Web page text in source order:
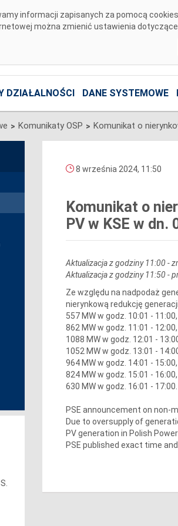
informacji zapisanych za pomocą
można zmienić ustawienia
DZIAŁALNOŚCI DANE SYSTEMOWE
> Komunikaty OSP >
8 września 2024, 11:50
Komunikat o
PV w KSE w
Aktualizacja z godziny 11:00 -
Aktualizacja z godziny 11:50 -
Ze względu na nadpodaż
nierynkową redukcję
557 MW w godz. 10:01 - 11:00,
862 MW w godz. 11:01 - 12:00,
1088 MW w godz. 12:01 -
1052 MW w godz. 13:01 -
964 MW w godz. 14:01 - 15:00,
824 MW w godz. 15:01 - 16:00,
630 MW w godz. 16:01 - 17:00.
PSE announcement on non-
Due to oversupply of
PV generation in Polish
PSE published exact time